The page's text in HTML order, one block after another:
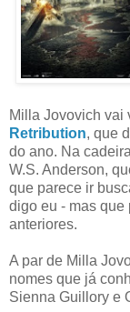
Milla Jovovich vai
Retribution, que
do ano. Na
W.S. Anderson,
que parece ir
digo eu - mas que
anteriores.
A par de Milla
nomes que já
Sienna Guillory e